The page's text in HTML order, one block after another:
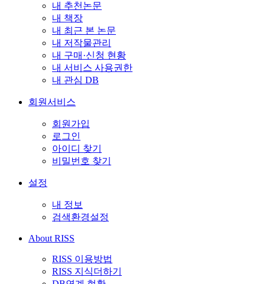
내 추천논문
내 책장
내 최근 본 논문
내 저작물관리
내 구매·신청 현황
내 서비스 사용권한
내 관심 DB
회원서비스
회원가입
로그인
아이디 찾기
비밀번호 찾기
설정
내 정보
검색환경설정
About RISS
RISS 이용방법
RISS 지식더하기